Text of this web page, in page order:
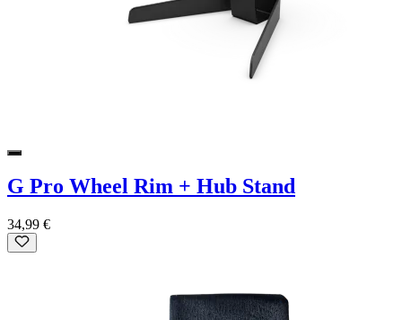
G Pro Wheel Rim + Hub Stand
34,99 €